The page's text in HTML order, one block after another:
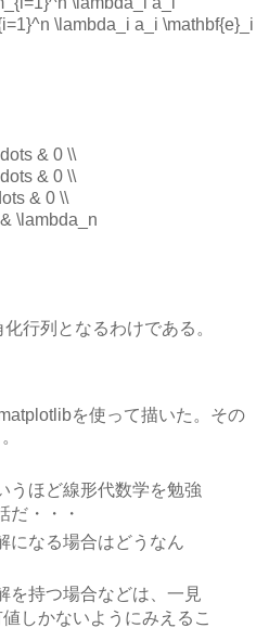
\lambda_i a_i \mathbf{e}_i
& 0 \\
& 0 \\
& 0 \\
行列となるわけである。
を使って描いた。その
うほど線形代数学を勉強
だ・・・
になる場合はどうなん
を持つ場合などは、一見
しかないようにみえるこ